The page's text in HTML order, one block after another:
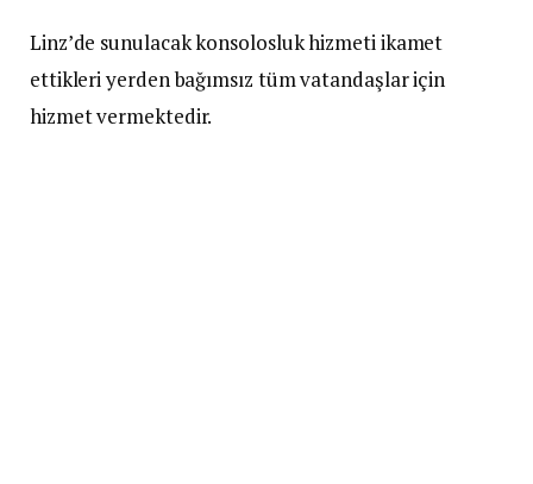
Linz’de sunulacak konsolosluk hizmeti ikamet
ettikleri yerden bağımsız tüm vatandaşlar için
hizmet vermektedir.